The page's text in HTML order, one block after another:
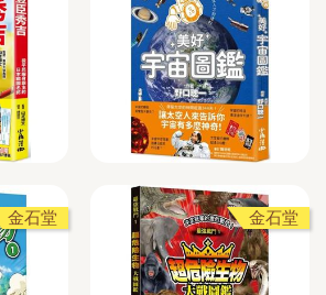
金石堂 金石堂